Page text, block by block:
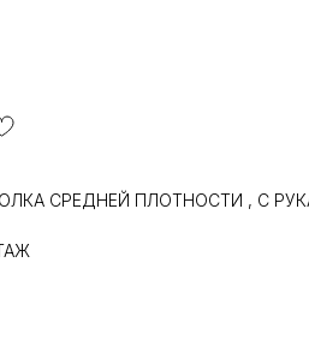
СРЕДНЕЙ ПЛОТНОСТИ , С